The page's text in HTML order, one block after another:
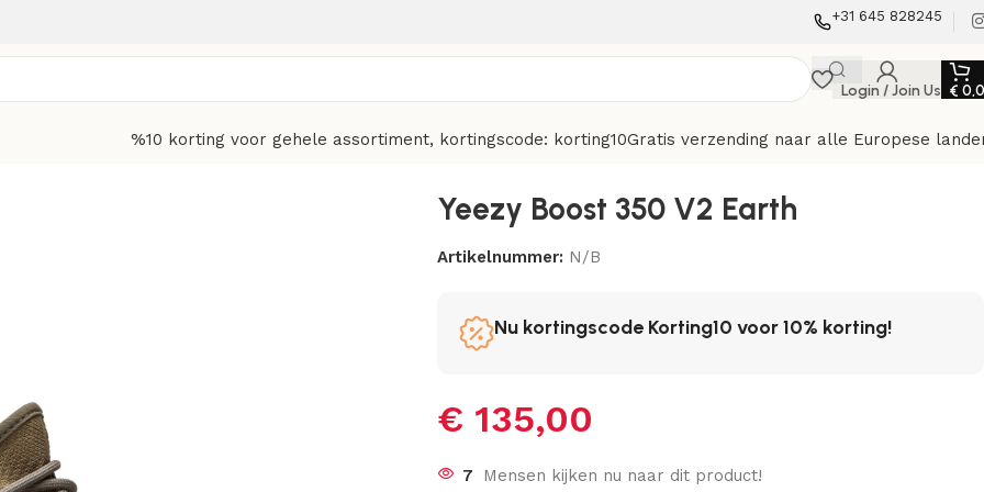
+31 645 828245
Login / Join Us €
%10 korting voor gehele assortiment, kortingscode: korting10Gratis verzending naar alle Europese
Yeezy Boost 350 V2 Earth
Artikelnummer: N/B
Nu kortingscode Korting10 voor 10% korting!
€ 135,00
7 Mensen kijken nu naar dit product!